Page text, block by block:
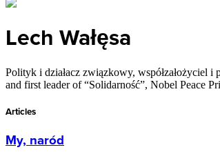
Lech Wałęsa
Polityk i działacz związkowy, współzałożyciel
and first leader of “Solidarność”, Nobel Peace
Articles
My, naród